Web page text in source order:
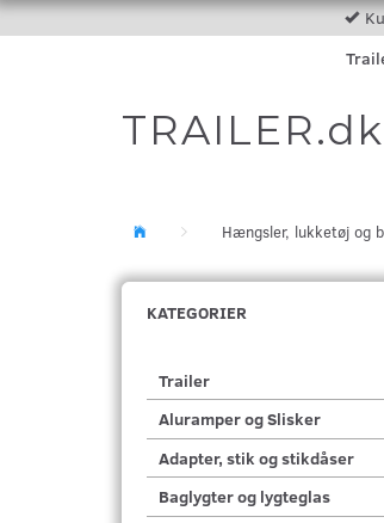
TRAILER.dk
Hængsler, lukketøj og
KATEGORIER
Trailer
Aluramper og Slisker
Adapter, stik og stikdåser
Baglygter og lygteglas